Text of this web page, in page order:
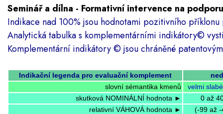
Seminář a dílna - Formativní intervence na
Indikace nad 100% jsou hodnotami pozitivního
Analytická tabulka s komplementárními indikátory©
Komplementární indikátory© jsou chráněné
Indikační legenda pro evaluační komplement
slovní sémantika kmenů
velmi
skutková NOMINÁLNÍ hodnota ►
0 až
relativní VÁHOVÁ hodnota ►
(-99 až -